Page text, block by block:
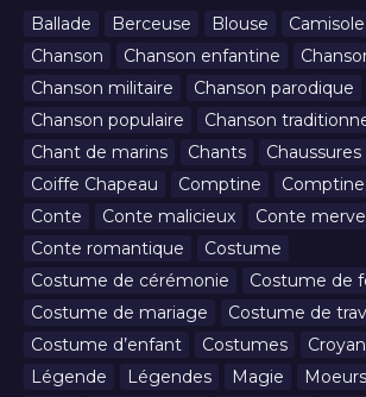
Ballade Berceuse Blouse Camisole
Chanson
Chanson enfantine
Chanson militaire
Chanson parodique
Chanson populaire
Chanson
Chant de marins
Chants Chaussures
Coiffe Chapeau
Comptine
Conte
Conte malicieux
Conte
Conte romantique
Costume
Costume de cérémonie
Costume de
Costume de mariage
Costume de
Costume d’enfant
Costumes
Légende
Légendes Magie Moeurs